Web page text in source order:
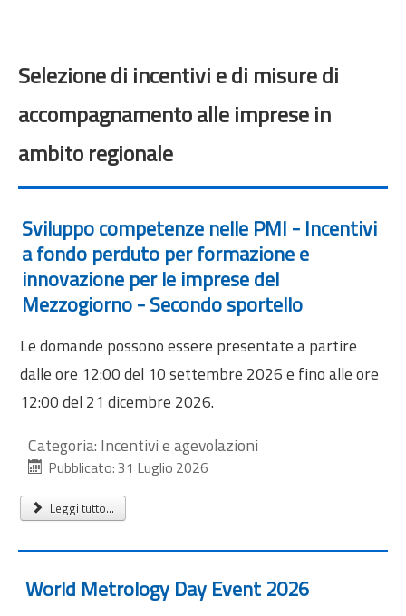
Selezione di incentivi e di misure di
accompagnamento alle imprese in
ambito regionale
Sviluppo competenze nelle PMI - Incentivi
a fondo perduto per formazione e
innovazione per le imprese del
Mezzogiorno - Secondo sportello
Le domande possono essere presentate a partire
dalle ore 12:00 del 10 settembre 2026 e fino alle ore
12:00 del 21 dicembre 2026.
Categoria: Incentivi e agevolazioni
Pubblicato: 31 Luglio 2026
Leggi tutto...
World Metrology Day Event 2026